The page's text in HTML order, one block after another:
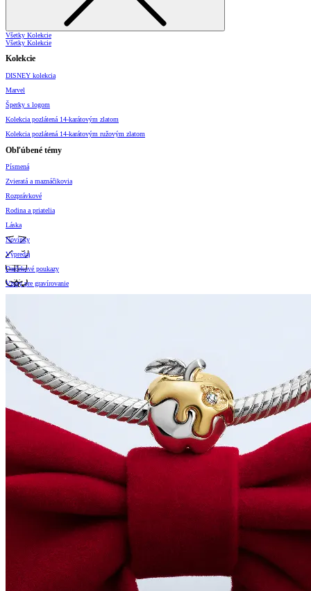
Všetky Kolekcie
Všetky Kolekcie
Kolekcie
DISNEY kolekcia
Marvel
Šperky s logom
Kolekcia pozlátená 14-karátovým zlatom
Kolekcia pozlátená 14-karátovým ružovým zlatom
Obľúbené témy
Písmená
Zvieratá a maznáčikovia
Rozprávkové
Rodina a priatelia
Láska
Novinky
Výpredaj
Darčekové poukazy
Vzory pre gravírovanie